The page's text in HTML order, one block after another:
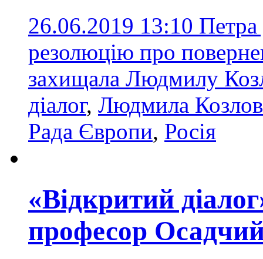
26.06.2019 13:10 Петра
резолюцію про
захищала Людмилу
діалог, Людмила
Рада Європи, Росія
«Відкритий
професор